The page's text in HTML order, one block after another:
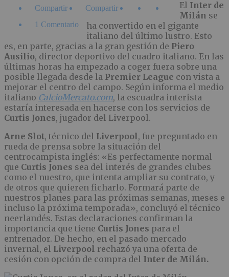
Compartir
Compartir
1 Comentario
El Inter de
Milán se
ha convertido en el gigante
italiano del último lustro. Esto
es, en parte, gracias a la gran gestión de Piero
Ausilio, director deportivo del cuadro italiano. En las
últimas horas ha empezado a coger fuera sobre una
posible llegada desde la Premier League con vista a
mejorar el centro del campo. Según informa el medio
italiano CalcioMercato.com, la escuadra interista
estaría interesada en hacerse con los servicios de
Curtis Jones, jugador del Liverpool.
Arne Slot, técnico del Liverpool, fue preguntado en
rueda de prensa sobre la situación del
centrocampista inglés: «Es perfectamente normal
que Curtis Jones sea del interés de grandes clubes
como el nuestro, que intenta ampliar su contrato, y
de otros que quieren ficharlo. Formará parte de
nuestros planes para las próximas semanas, meses e
incluso la próxima temporada», concluyó el técnico
neerlandés. Estas declaraciones confirman la
importancia que tiene Curtis Jones para el
entrenador. De hecho, en el pasado mercado
invernal, el Liverpool rechazó ya una oferta de
cesión con opción de compra del Inter de Milán.